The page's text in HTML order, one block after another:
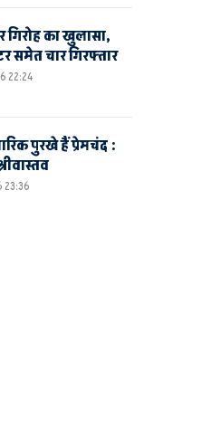
गिरोह का खुलासा,
समेत चार गिरफ्तार
22:24
पुरखे हैं प्रेमचंद :
23:36